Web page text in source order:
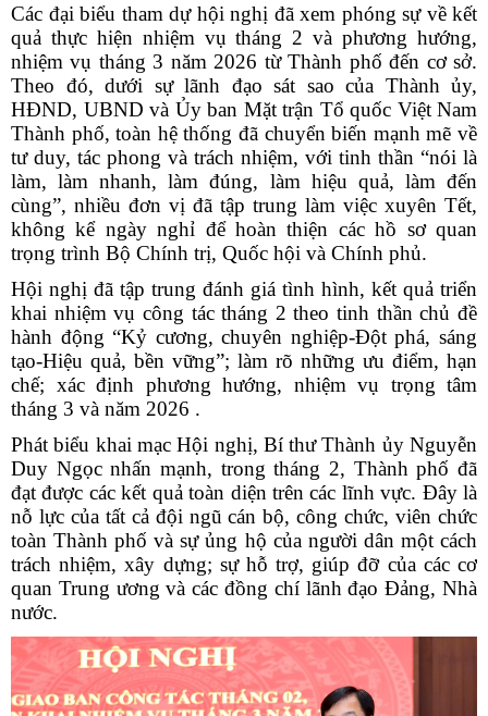
Các đại biểu tham dự hội nghị đã xem phóng sự về kết
quả thực hiện nhiệm vụ tháng 2 và phương hướng,
nhiệm vụ tháng 3 năm 2026 từ Thành phố đến cơ sở.
Theo đó, dưới sự lãnh đạo sát sao của Thành ủy,
HĐND, UBND và Ủy ban Mặt trận Tổ quốc Việt Nam
Thành phố, toàn hệ thống đã chuyển biến mạnh mẽ về
tư duy, tác phong và trách nhiệm, với tinh thần “nói là
làm, làm nhanh, làm đúng, làm hiệu quả, làm đến
cùng”, nhiều đơn vị đã tập trung làm việc xuyên Tết,
không kể ngày nghỉ để hoàn thiện các hồ sơ quan
trọng trình Bộ Chính trị, Quốc hội và Chính phủ.
Hội nghị đã tập trung đánh giá tình hình, kết quả triển
khai nhiệm vụ công tác tháng 2 theo tinh thần chủ đề
hành động “Kỷ cương, chuyên nghiệp-Đột phá, sáng
tạo-Hiệu quả, bền vững”; làm rõ những ưu điểm, hạn
chế; xác định phương hướng, nhiệm vụ trọng tâm
tháng 3 và năm 2026 .
Phát biểu khai mạc Hội nghị, Bí thư Thành ủy Nguyễn
Duy Ngọc nhấn mạnh, trong tháng 2, Thành phố đã
đạt được các kết quả toàn diện trên các lĩnh vực. Đây là
nỗ lực của tất cả đội ngũ cán bộ, công chức, viên chức
toàn Thành phố và sự ủng hộ của người dân một cách
trách nhiệm, xây dựng; sự hỗ trợ, giúp đỡ của các cơ
quan Trung ương và các đồng chí lãnh đạo Đảng, Nhà
nước.